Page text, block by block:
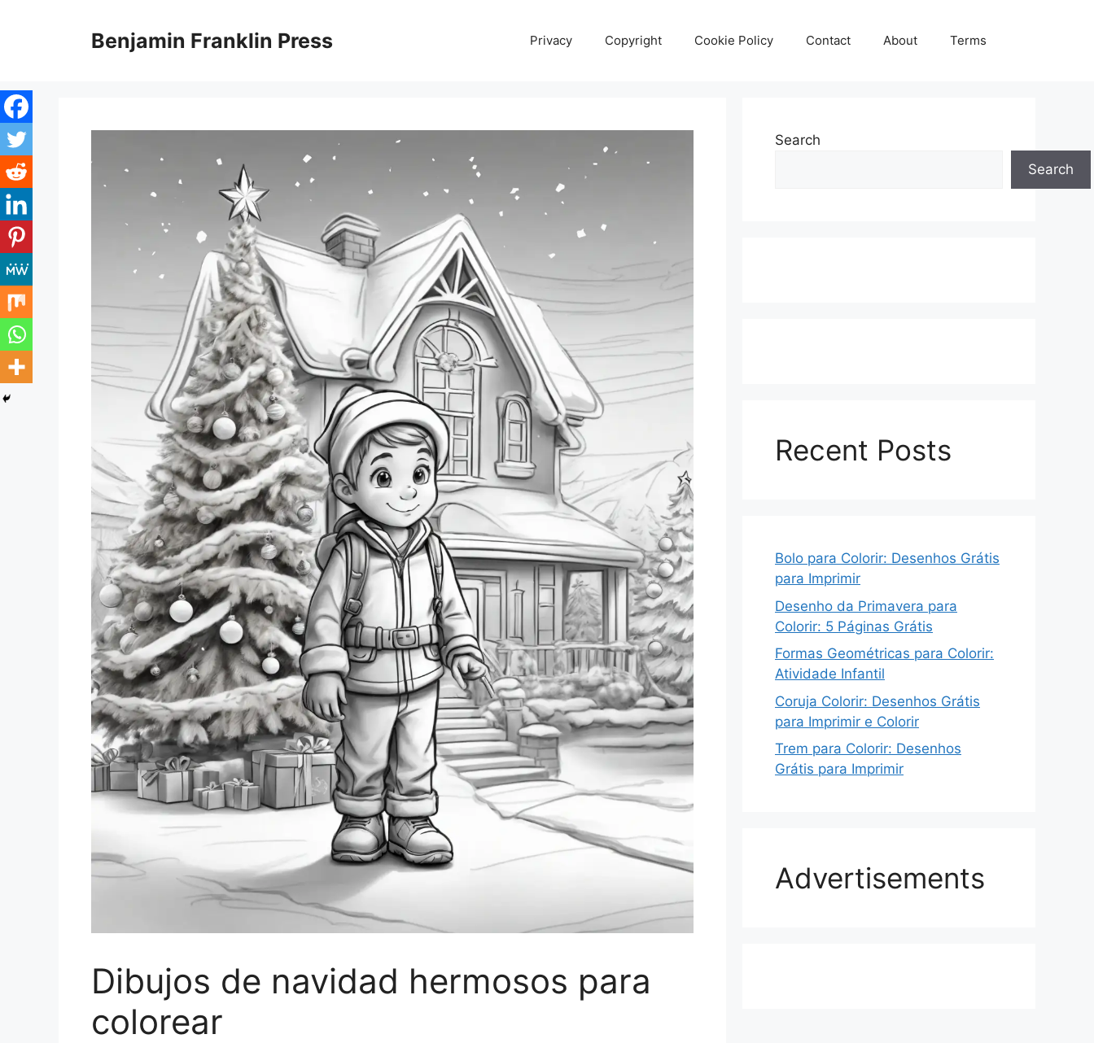
Benjamin Franklin Press Privacy Copyright Cookie Policy Contact About Terms
Dibujos de navidad hermosos para
colorear
Search
Search
Recent Posts
Bolo para Colorir: Desenhos Grátis
para Imprimir
Desenho da Primavera para
Colorir: 5 Páginas Grátis
Formas Geométricas para Colorir:
Atividade Infantil
Coruja Colorir: Desenhos Grátis
para Imprimir e Colorir
Trem para Colorir: Desenhos
Grátis para Imprimir
Advertisements